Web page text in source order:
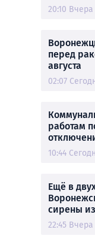
20:10 Вчера
перед
августа
02:07
работам
10:44
Ещё в
сирены
22:45 Вчера